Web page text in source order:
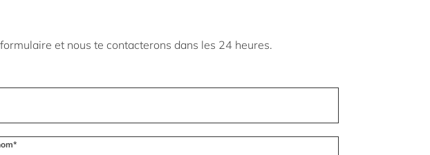
et nous te contacterons dans les 24 heures.